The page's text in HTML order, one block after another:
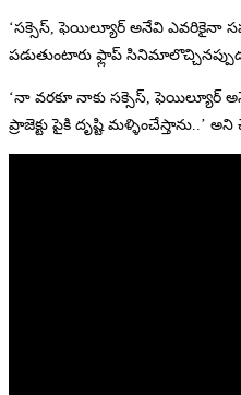
‘సక్సెస్, ఫెయిల్యూర్ అనేవి ఎవరికైనా
పడుతుంటారు ఫ్లాప్
‘నా వరకూ నాకు సక్సెస్, ఫెయిల్యూర్
ప్రాజెక్టు పైకి దృష్టి మళ్ళించేస్తాను..’